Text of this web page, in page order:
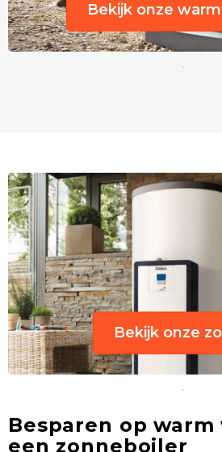
Bekijk onze
Bekijk onze
Besparen op
een zonneboiler